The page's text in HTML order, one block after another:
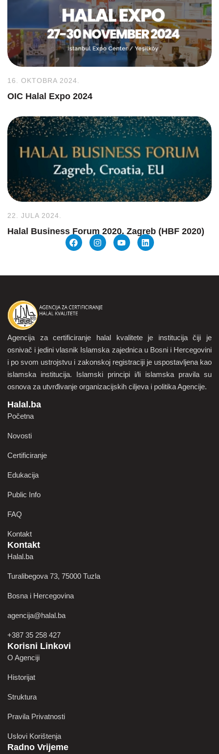
16. OKTOBRA 2024.
OIC Halal Expo 2024
22. JULA 2024.
Halal Business Forum 2020. Zagreb (HBF 2020)
Agencija za certificiranje halal kvalitete je institucija čiji je
osnivač i jedini vlasnik Islamska zajednica u Bosni i Hercegovini
i po svom ustrojstvu i zakonskoj registraciji je uspostavljena kao
islamska institucija. Islamski principi i/li islamska pravila su
osnova za utvrđivanje organizacijskih ciljeva i politika Agencije.
Halal.ba
Početna
Novosti
Certificiranje
Edukacija
Public Info
FAQ
Kontakt
Kontakt
Halal.ba
Turalibegova 73, 75000 Tuzla
Bosna i Hercegovina
agencija@halal.ba
+387 35 258 427
Korisni Linkovi
O Agenciji
Historijat
Struktura
Pravila Privatnosti
Uslovi Korištenja
Radno Vrijeme